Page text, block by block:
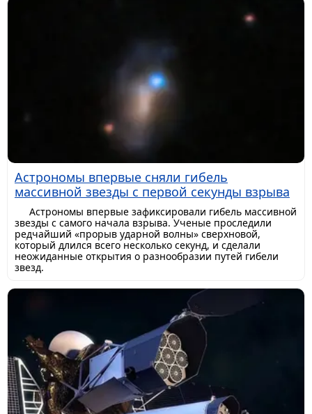
Астрономы впервые сняли гибель
массивной звезды с первой секунды взрыва
Астрономы впервые зафиксировали гибель массивной
звезды с самого начала взрыва. Ученые проследили
редчайший «прорыв ударной волны» сверхновой,
который длился всего несколько секунд, и сделали
неожиданные открытия о разнообразии путей гибели
звезд.